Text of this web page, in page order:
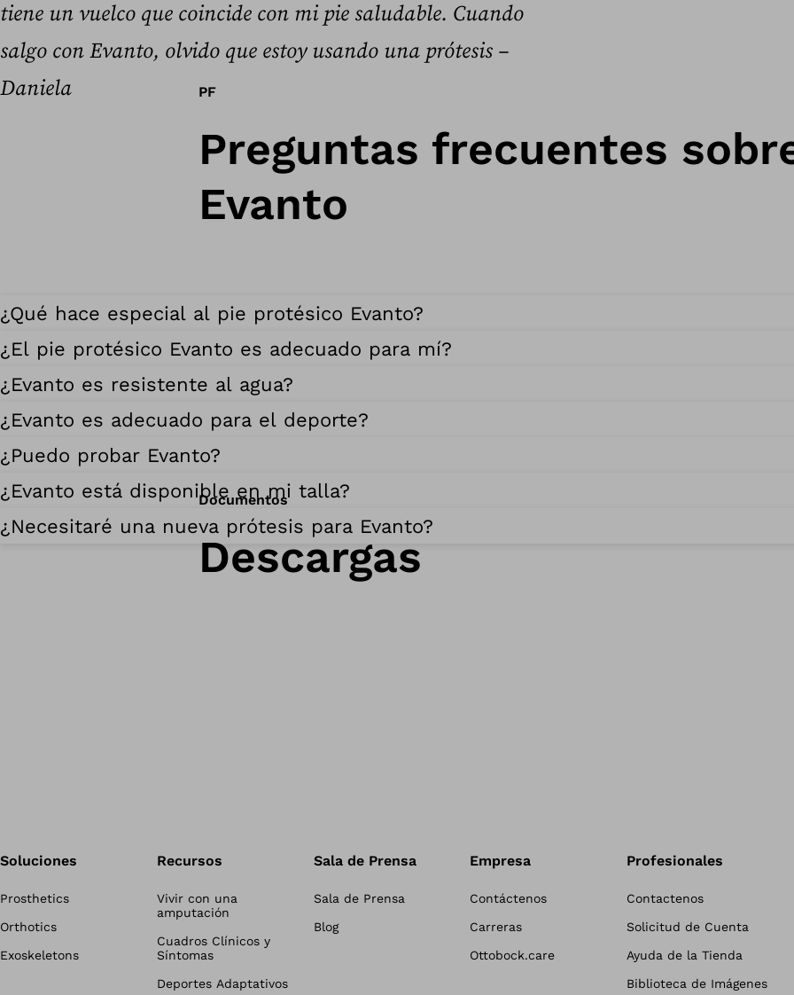
tiene un vuelco que coincide con mi pie saludable. Cuando
salgo con Evanto, olvido que estoy usando una prótesis –
Daniela
PF
Preguntas frecuentes
Evanto
¿Qué hace especial al pie protésico Evanto?
¿El pie protésico Evanto es adecuado para mí?
¿Evanto es resistente al agua?
¿Evanto es adecuado para el deporte?
¿Puedo probar Evanto?
¿Evanto está disponible en mi talla?
¿Necesitaré una nueva prótesis para Evanto?
Documentos
Descargas
Soluciones
Prosthetics
Orthotics
Exoskeletons
Recursos
Vivir con una
amputación
Cuadros Clínicos y
Síntomas
Deportes Adaptativos
Sala de Prensa
Sala de Prensa
Blog
Empresa
Contáctenos
Carreras
Ottobock.care
Profesionales
Contactenos
Solicitud de Cuenta
Ayuda de la Tienda
Biblioteca de Imágenes